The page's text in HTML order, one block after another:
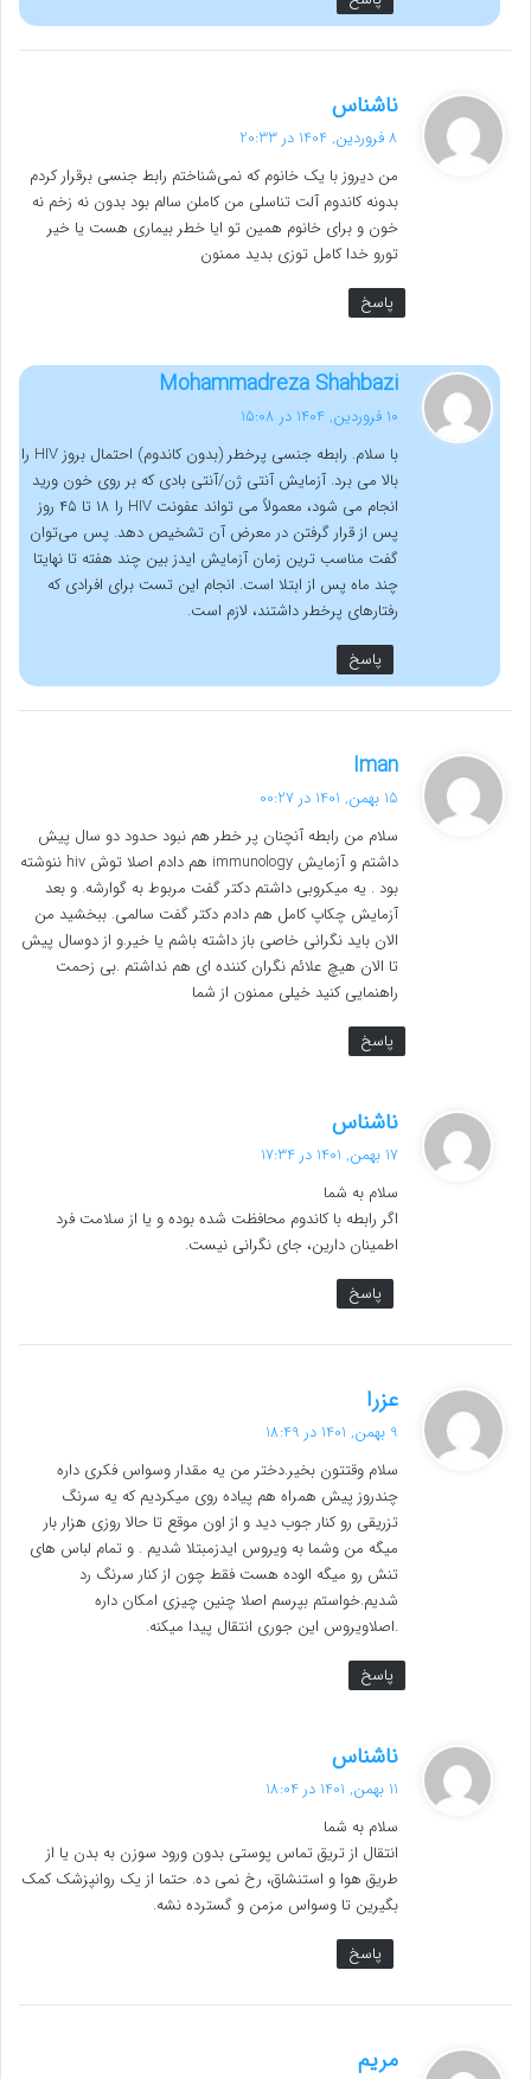
ناشناس
ف
:
8 فروردین, 1404 در 20:33
من دیروز با یک خانوم که نمی‌شناختم رابط جنسی برقرار کردم
بدونه کاندوم آلت تناسلی من کاملن سالم بود بدون نه زخم نه
خون و برای خانوم همین تو ایا خطر بیماری هست یا خیر
تورو خدا کامل توزی بدید ممنون
پاسخ
Mohammadreza Shahbazi
:
10 فروردین, 1404 در 15:08
با سلام. رابطه جنسی پرخطر (بدون کاندوم) احتمال بروز HIV را
بالا می برد. آزمایش آنتی ژن/آنتی بادی که بر روی خون ورید
انجام می شود، معمولاً می تواند عفونت HIV را ۱۸ تا ۴۵ روز
پس از قرار گرفتن در معرض آن تشخیص دهد. پس می‌توان
گفت مناسب‌ ترین زمان آزمایش ایدز بین چند هفته تا نهایتا
چند ماه پس از ابتلا است. انجام این تست برای افرادی که
رفتارهای پرخطر داشتند، لازم است.
پاسخ
Iman
ت
:
15 بهمن, 1401 در 00:27
سلام من رابطه آنچنان پر خطر هم نبود حدود دو سال پیش
داشتم و آزمایش immunology هم دادم اصلا توش hiv ننوشته
بود . یه میکروبی داشتم دکتر گفت مربوط به گوارشه. و بعد
آزمایش چکاپ کامل هم دادم دکتر گفت سالمی. ببخشید من
الان باید نگرانی خاصی باز داشته باشم یا خیر.و از دوسال پیش
تا الان هیچ علائم نگران کننده ای هم نداشتم .بی زحمت
راهنمايي کنید خیلی ممنون از شما
پاسخ
ناشناس
ف
:
17 بهمن, 1401 در 17:34
سلام به شما
اگر رابطه با کاندوم محافظت شده بوده و یا از سلامت فرد
اطمینان دارین، جای نگرانی نیست.
پاسخ
عزرا
ت
:
9 بهمن, 1401 در 18:49
سلام وقتتون بخیر.دختر من یه مقدار وسواس فکری داره
چندروز پیش همراه هم پیاده روی میکردیم که یه سرنگ
تزریقی رو کنار جوب دید و از اون موقع تا حالا روزی هزار بار
میگه من وشما به ویروس ایدزمبتلا شدیم . و تمام لباس های
تنش رو میگه الوده هست فقط چون از کنار سرنگ رد
شدیم.خواستم بپرسم اصلا چنین چیزی امکان داره
.اصلاویروس این جوری انتقال پیدا میکنه.
پاسخ
ناشناس
ف
:
11 بهمن, 1401 در 18:04
سلام به شما
انتقال از تریق تماس پوستی بدون ورود سوزن به بدن یا از
طریق هوا و استنشاق، رخ نمی ده. حتما از یک روانپزشک کمک
بگیرین تا وسواس مزمن و گسترده نشه.
پاسخ
مریم